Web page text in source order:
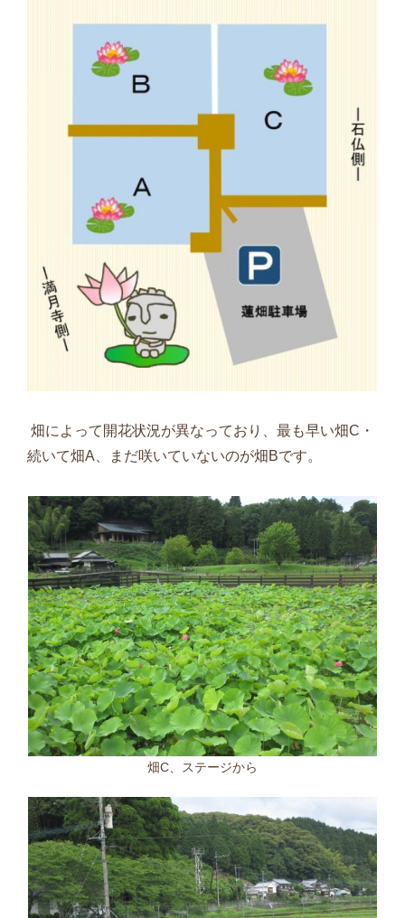
畑によって開花状況が異なっており、最も早い畑C ・
続いて畑A 、まだ咲いていないのが畑 Bです。
畑C、ステージから